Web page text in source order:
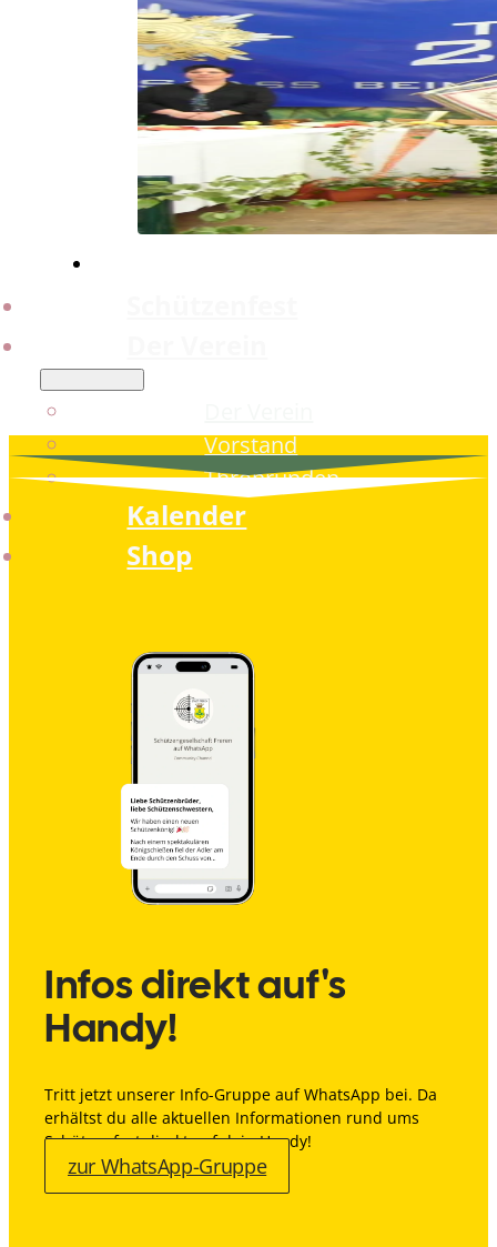
Vorstand
Thronrunden
Kalender
Shop
Infos direkt auf's
Handy!
Tritt jetzt unserer Info-Gruppe auf WhatsApp bei. Da
erhältst du alle aktuellen Informationen rund ums
Schützenfest direkt auf dein Handy!
zur WhatsApp-Gruppe